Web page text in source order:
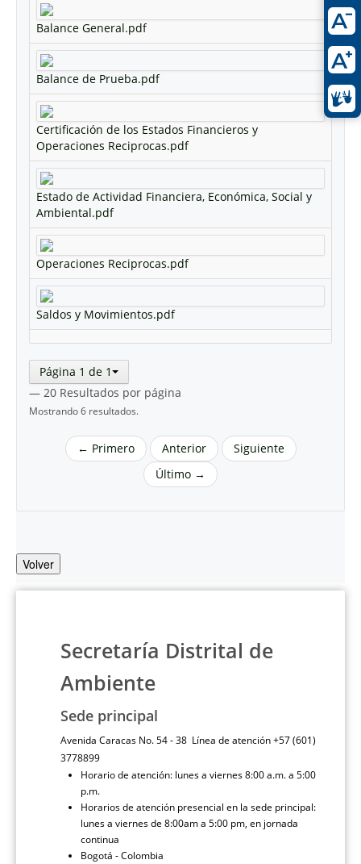
Balance General.pdf
Balance de Prueba.pdf
Certificación de los Estados Financieros y
Operaciones Reciprocas.pdf
Estado de Actividad Financiera, Económica, Social y
Ambiental.pdf
Operaciones Reciprocas.pdf
Saldos y Movimientos.pdf
Página 1 de 1
— 20 Resultados por página
Mostrando 6 resultados.
← Primero Anterior
Siguiente
Último →
Volver
Secretaría Distrital de
Ambiente
Sede principal
Avenida Caracas No. 54 - 38 Línea de atención +57 (601)
3778899
Horario de atención: lunes a viernes 8:00 a.m. a 5:00
p.m.
Horarios de atención presencial en la sede principal:
lunes a viernes de 8:00am a 5:00 pm, en jornada
continua
Bogotá - Colombia